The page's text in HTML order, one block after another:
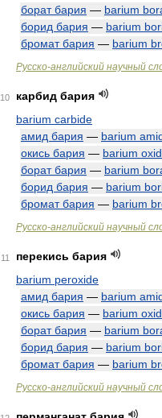
борат бария — barium
борид бария — barium
бромат бария — barium
Русско-английский научный
10
карбид бария
barium carbide
амид бария — barium
окись бария — barium
борат бария — barium
борид бария — barium
бромат бария — barium
Русско-английский научный
11
перекись бария
barium peroxide
амид бария — barium
окись бария — barium
борат бария — barium
борид бария — barium
бромат бария — barium
Русско-английский научный